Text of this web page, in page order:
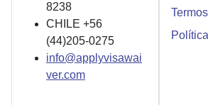
8238
CHILE +56
(44)205-0275
info@applyvisawai
ver.com